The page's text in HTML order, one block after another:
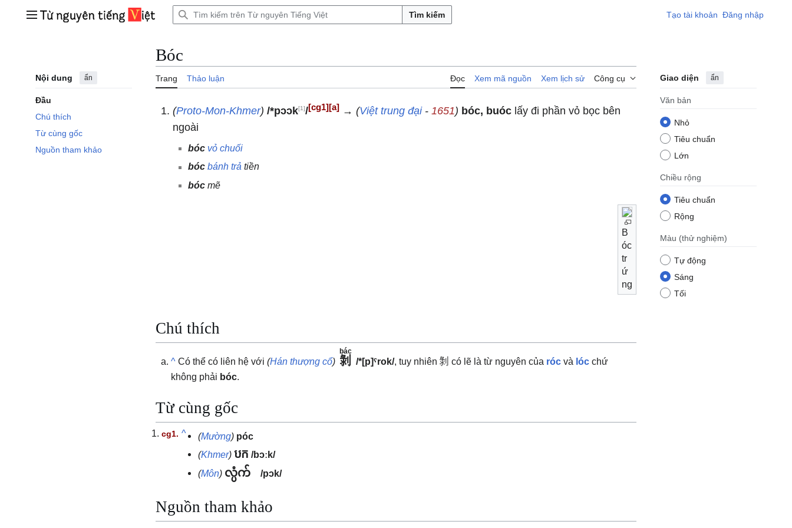
Trình đơn chính Tìm kiếm Tạo tài khoản Đăng nhập
Nội dung ẩn
Đầu
Chú thích
Từ cùng gốc
Nguồn tham khảo
Bóc
Trang Thảo luận Đọc Xem mã nguồn Xem lịch sử Công cụ Giao diện ẩn
Văn bản
Nhỏ
Tiêu chuẩn
Lớn
Chiều rộng
Tiêu chuẩn
Rộng
Màu (thử nghiệm)
Tự động
Sáng
Tối
(Proto-Mon-Khmer) /*pɔɔk[1]/[cg1][a] →(Việt trung đại-1651) bóc, buóc lấy đi phần vỏ bọc bên
ngoài
bóc vỏ chuối
bóc bánh trả tiền
bóc mẽ
B
óc
tr
ứ
ng
Chú thích
^ Có thể có liên hệ với(Hán thượng cổ) 剝
bác
/*[p]ˤrok/, tuy nhiên 剝 có lẽ là từ nguyên của róc và lóc chứ
không phải bóc
Từ cùng gốc
^ (Mường) póc
(Khmer) បក /bɔːk/
(Môn) လ္ပံက် /pɔk/
Nguồn tham khảo